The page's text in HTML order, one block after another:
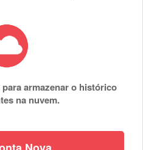
armazenar o histórico
na nuvem.